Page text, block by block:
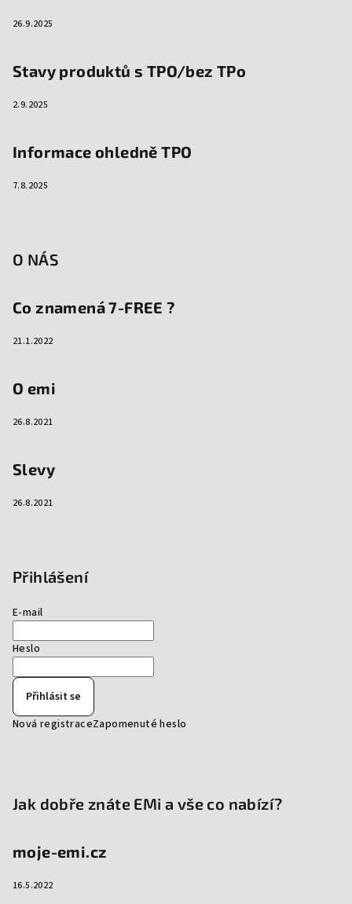
26.9.2025
Stavy produktů s TPO/bez TPo
2.9.2025
Informace ohledně TPO
7.8.2025
O NÁS
Co znamená 7-FREE ?
21.1.2022
O emi
26.8.2021
Slevy
26.8.2021
Přihlášení
E-mail
Heslo
Přihlásit se
Nová registraceZapomenuté heslo
Jak dobře znáte EMi a vše co nabízí?
moje-emi.cz
16.5.2022